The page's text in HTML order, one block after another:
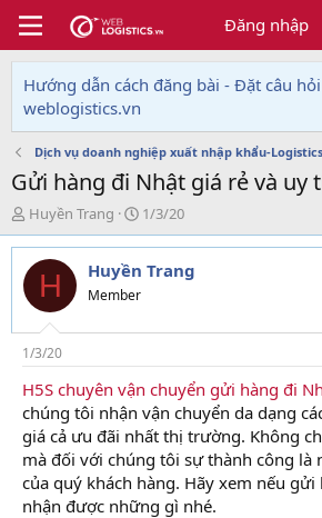
Đăng nhập
Hướng dẫn cách đăng bài - Đặt câu
weblogistics.vn
Dịch vụ doanh nghiệp xuất nhập khẩu-Logistics
Gửi hàng đi Nhật giá rẻ và uy
T
h
r
e
d
s
t
a
r
t
e
r
Huyền Trang
N
g
à
y
i
1/3/20
H Huyền Trang
Member
1/3/20
H5S chuyên vận chuyển gửi hàng đi
chúng tôi nhận vận chuyển da dạng
giá cả ưu đãi nhất thị trường. Không
mà đối với chúng tôi sự thành công là
của quý khách hàng. Hãy xem nếu gửi
nhận được những gì nhé.